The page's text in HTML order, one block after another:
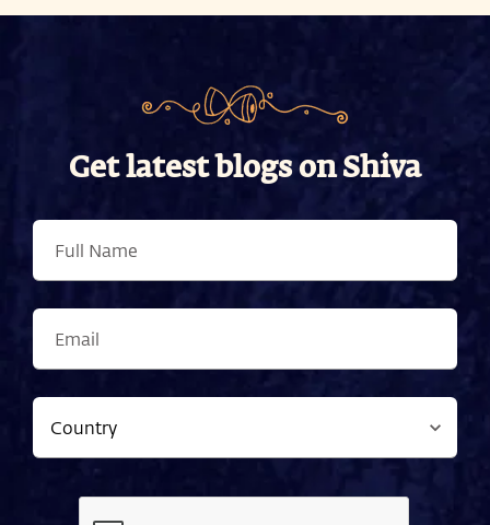
Get latest blogs on Shiva